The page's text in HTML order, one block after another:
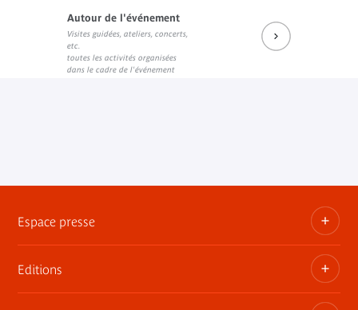
Autour de l'événement
Visites guidées, ateliers, concerts,
etc.
toutes les activités organisées
dans le cadre de l'événement
Espace presse
Dossiers, communiqués, bandes annonces
Editions